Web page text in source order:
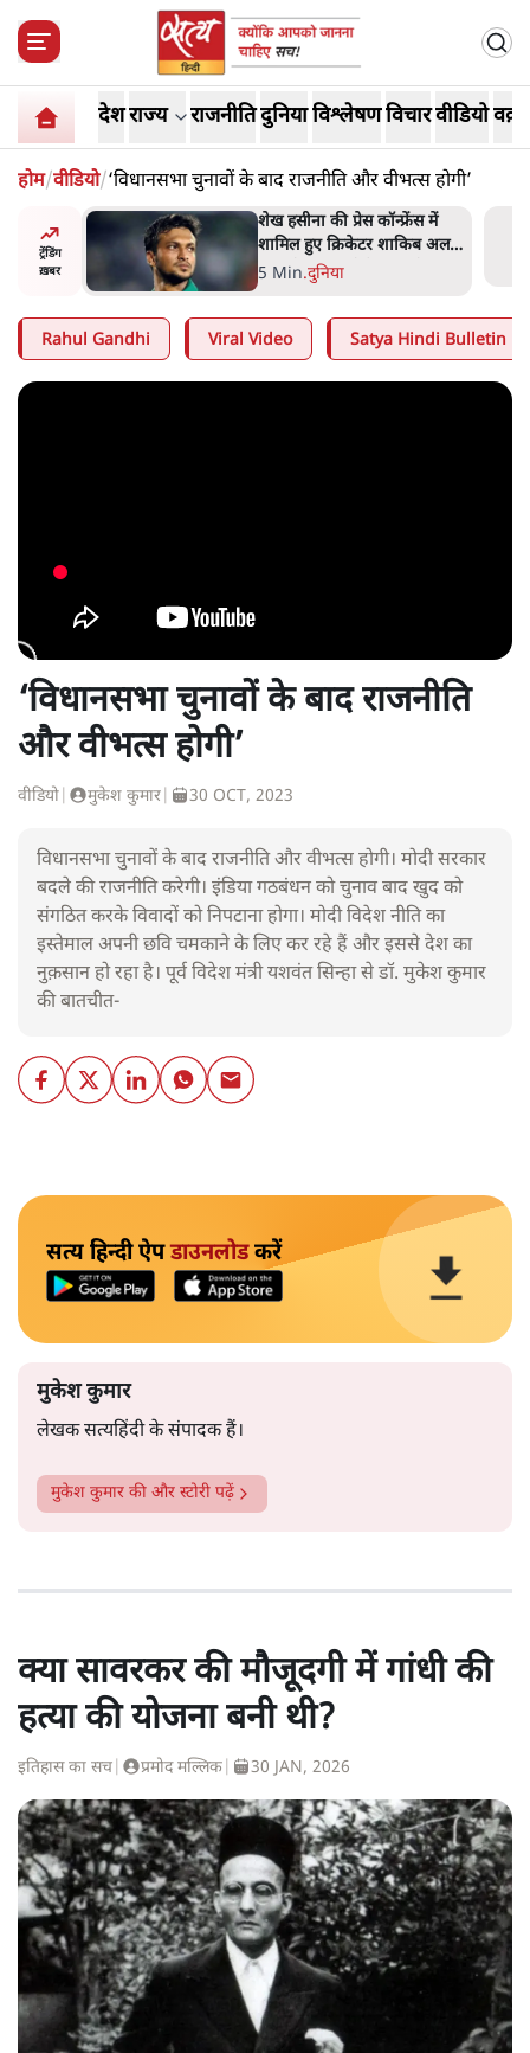
देशराज्य राजनीतिदुनियाविश्लेषणविचारवीडियो
होम/वीडियो/‘विधानसभा चुनावों के बाद राजनीति और वीभत्स होगी’
ट्रेंडिंग
ख़बर
अहमद
में बंद
शेख हसीना की प्रेस कॉन्फ्रेंस में
शामिल हुए क्रिकेटर शाकिब अल
हसन के घर पर पेट्रोल बम से हमला
5 Min.दुनिया
Rahul Gandhi Viral Video Satya Hindi Bulletin
‘विधानसभा चुनावों के बाद राजनीति
और वीभत्स होगी’
वीडियो मुकेश कुमार 30 OCT, 2023
विधानसभा चुनावों के बाद राजनीति और वीभत्स होगी। मोदी सरकार
बदले की राजनीति करेगी। इंडिया गठबंधन को चुनाव बाद खुद को
संगठित करके विवादों को निपटाना होगा। मोदी विदेश नीति का
इस्तेमाल अपनी छवि चमकाने के लिए कर रहे हैं और इससे देश का
नुक़सान हो रहा है। पूर्व विदेश मंत्री यशवंत सिन्हा से डॉ. मुकेश कुमार
की बातचीत-
सत्य हिन्दी ऐपडाउनलोडकरें
मुकेश कुमार
लेखक सत्यहिंदी के संपादक हैं।
मुकेश कुमार की और स्टोरी पढ़ें
क्या सावरकर की मौजूदगी में गांधी की
हत्या की योजना बनी थी?
इतिहास का सच प्रमोद मल्लिक 30 JAN, 2026